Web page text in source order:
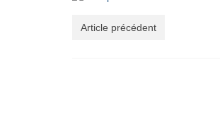
Article précédent